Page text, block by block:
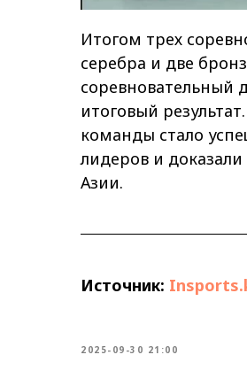
Итогом трех
серебра и две
соревновательный
итоговый
команды стало
лидеров и
Азии.
Источник:
2025-09-30 21:00